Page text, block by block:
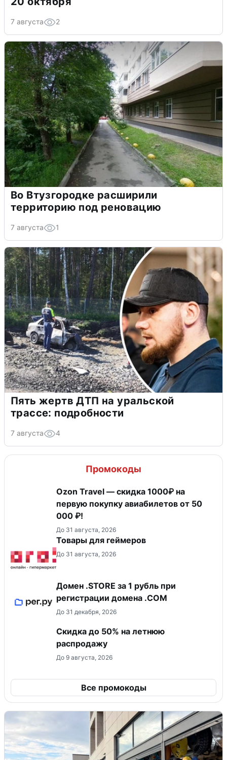
7 августа 2
Во Втузгородке расширили
территорию под реновацию
7 августа 1
Пять жертв ДТП на уральской
трассе: подробности
7 августа 4
Промокоды
Ozon Travel — скидка 1000₽ на
первую покупку авиабилетов от 50
000 ₽!
До 31 августа, 2026
Товары для геймеров
До 31 августа, 2026
Домен .STORE за 1 рубль при
регистрации домена .COM
До 31 декабря, 2026
Скидка до 50% на летнюю
распродажу
До 9 августа, 2026
Все промокоды